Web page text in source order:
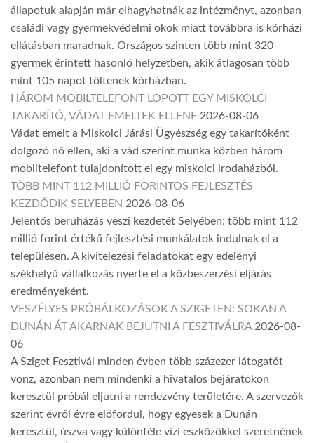
állapotuk alapján már elhagyhatnák az intézményt, azonban
családi vagy gyermekvédelmi okok miatt továbbra is kórházi
ellátásban maradnak. Országos szinten több mint 320
gyermek érintett hasonló helyzetben, akik átlagosan több
mint 105 napot töltenek kórházban.
HÁROM MOBILTELEFONT LOPOTT EGY MISKOLCI
TAKARÍTÓ, VÁDAT EMELTEK ELLENE 2026-08-06
Vádat emelt a Miskolci Járási Ügyészség egy takarítóként
dolgozó nő ellen, aki a vád szerint munka közben három
mobiltelefont tulajdonított el egy miskolci irodaházból.
TÖBB MINT 112 MILLIÓ FORINTOS FEJLESZTÉS
KEZDŐDIK SELYEBEN 2026-08-06
Jelentős beruházás veszi kezdetét Selyében: több mint 112
millió forint értékű fejlesztési munkálatok indulnak el a
településen. A kivitelezési feladatokat egy edelényi
székhelyű vállalkozás nyerte el a közbeszerzési eljárás
eredményeként.
VESZÉLYES PRÓBÁLKOZÁSOK A SZIGETEN: SOKAN A
DUNÁN ÁT AKARNAK BEJUTNI A FESZTIVÁLRA 2026-08-
06
A Sziget Fesztivál minden évben több százezer látogatót
vonz, azonban nem mindenki a hivatalos bejáratokon
keresztül próbál eljutni a rendezvény területére. A szervezők
szerint évről évre előfordul, hogy egyesek a Dunán
keresztül, úszva vagy különféle vízi eszközökkel szeretnének